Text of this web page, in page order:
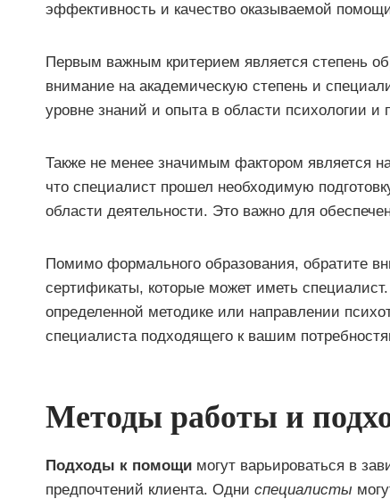
эффективность и качество оказываемой
Первым важным критерием является степень
внимание на академическую степень и
уровне знаний и опыта в области психологии и
Также не менее значимым фактором является
что специалист прошел необходимую
области деятельности. Это важно для
Помимо формального образования, обратите
сертификаты, которые может иметь
определенной методике или направлении
специалиста подходящего к вашим
Методы работы и
Подходы к помощи могут варьироваться в
предпочтений клиента. Одни специалисты